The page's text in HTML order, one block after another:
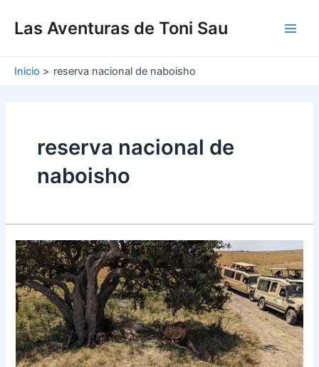
Las Aventuras de Toni Sau
Inicio reserva nacional de naboisho
reserva nacional de
naboisho